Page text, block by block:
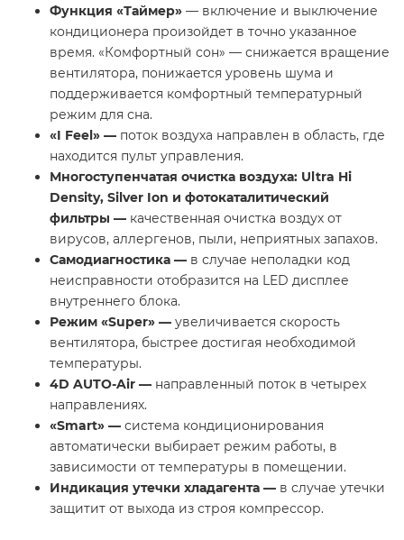
Функция «Таймер» — включение и выключение
кондиционера произойдет в точно указанное
время. «Комфортный сон» — снижается вращение
вентилятора, понижается уровень шума и
поддерживается комфортный температурный
режим для сна.
«I Feel» — поток воздуха направлен в область, где
находится пульт управления.
Многоступенчатая очистка воздуха: Ultra Hi
Density, Silver Ion и фотокаталитический
фильтры — качественная очистка воздух от
вирусов, аллергенов, пыли, неприятных запахов.
Самодиагностика — в случае неполадки код
неисправности отобразится на LED дисплее
внутреннего блока.
Режим «Super» — увеличивается скорость
вентилятора, быстрее достигая необходимой
температуры.
4D AUTO-Air — направленный поток в четырех
направлениях.
«Smart» — система кондиционирования
автоматически выбирает режим работы, в
зависимости от температуры в помещении.
Индикация утечки хладагента — в случае утечки
защитит от выхода из строя компрессор.